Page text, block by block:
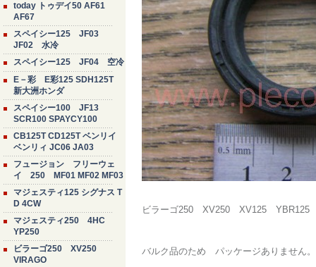
today トゥデイ50 AF61
AF67
スペイシー125 JF03
JF02 水冷
スペイシー125 JF04 空冷
E－彩 E彩125 SDH125T
新大洲ホンダ
スペイシー100 JF13
SCR100 SPAYCY100
CB125T CD125T ベンリイ
ベンリィ JC06 JA03
フュージョン フリーウェ
イ 250 MF01 MF02 MF03
マジェスティ125 シグナス T
D 4CW
マジェスティ250 4HC
YP250
ビラーゴ250 XV250
VIRAGO
ビラーゴ250 XV250 XV125
バルク品のため パッケージありません。